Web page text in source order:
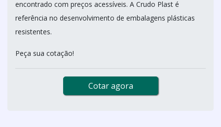
encontrado com preços acessíveis. A Crudo Plast é
referência no desenvolvimento de embalagens plásticas
resistentes.
Peça sua cotação!
Cotar agora